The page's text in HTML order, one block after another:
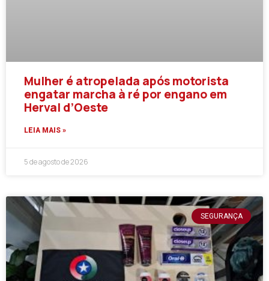
Mulher é atropelada após motorista
engatar marcha à ré por engano em
Herval d’Oeste
LEIA MAIS »
5 de agosto de 2026
SEGURANÇA